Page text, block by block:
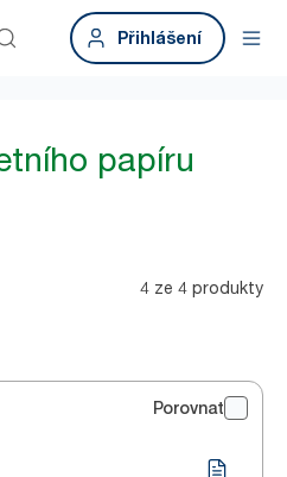
Přihlášení
papíru
4 ze 4 produkty
Porovnat